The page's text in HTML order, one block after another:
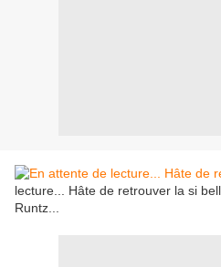
lecture... Hâte de retrouver la si
Runtz...